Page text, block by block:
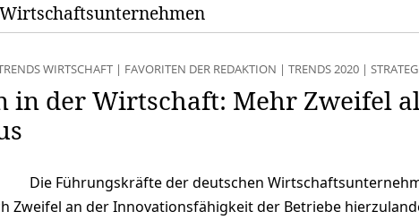
WIRTSCHAFT| FAVORITEN DER REDAKTION | TRENDS 2020|
in der Wirtschaft: Mehr Zweifel
Die Führungskräfte der deutschen
Zweifel an der Innovationsfähigkeit der Betriebe